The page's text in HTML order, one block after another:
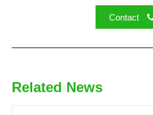
Contact
Related News